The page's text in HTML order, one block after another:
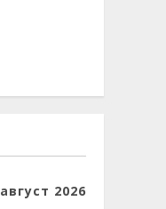
август 2026